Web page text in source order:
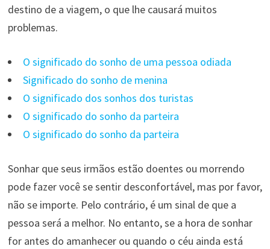
destino de a viagem, o que lhe causará muitos
problemas.
O significado do sonho de uma pessoa odiada
Significado do sonho de menina
O significado dos sonhos dos turistas
O significado do sonho da parteira
O significado do sonho da parteira
Sonhar que seus irmãos estão doentes ou morrendo
pode fazer você se sentir desconfortável, mas por favor,
não se importe. Pelo contrário, é um sinal de que a
pessoa será a melhor. No entanto, se a hora de sonhar
for antes do amanhecer ou quando o céu ainda está